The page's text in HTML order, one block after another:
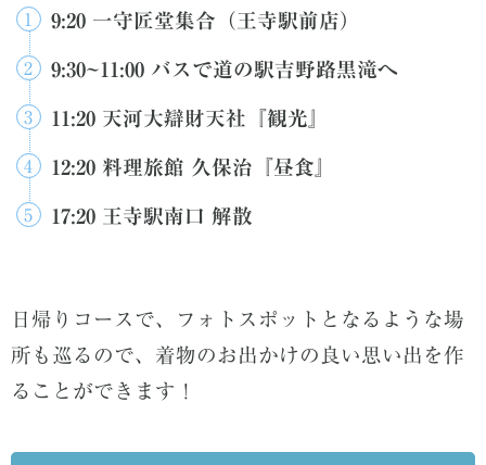
9:20 一守匠堂集合（王寺駅前店）
9:30~11:00 バスで道の駅吉野路黒滝へ
11:20 天河大辯財天社『観光』
12:20 料理旅館 久保治『昼食』
17:20 王寺駅南口 解散
日帰りコースで、フォトスポットとなるような場
所も巡るので、着物のお出かけの良い思い出を作
ることができます！